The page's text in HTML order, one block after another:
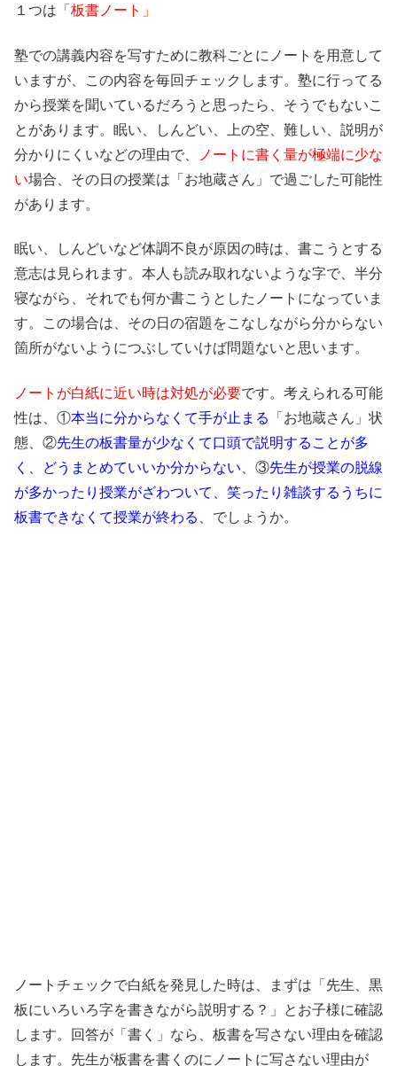
１つは 「板書ノート」
塾での講義内容を写すために教科ごとにノートを用意して
いますが、この内容を毎回チェックします。塾に行ってる
から授業を聞いているだろうと思ったら、そうでもないこ
とがあります。眠い、しんどい、上の空、難しい、説明が
分かりにくいなどの理由で、
ノートに書く量が極端に少な
い場合、その日の授業は「お地蔵さん」で過ごした可能性
があります。
眠い、しんどいなど体調不良が原因の時は、書こうとする
意志は見られます。本人も読み取れないような字で、半分
寝ながら、それでも何か書こうとしたノートになっていま
す。この場合は、その日の宿題をこなしながら分からない
箇所がないようにつぶしていけば問題ないと思います。
ノートが白紙に近い時は対処が必要です。考えられる可能
性は、①本当に分からなくて手が止まる
「お地蔵さん」状
態、②先生の板書量が少なくて口頭で説明することが多
く、どうまとめていいか分からない 、③先生が授業の脱線
が多かったり授業がざわついて、笑ったり雑談するうちに
板書できなくて授業が終わる
、でしょうか。
ノートチェックで白紙を発見した時は、まずは「先生、黒
板にいろいろ字を書きながら説明する？」とお子様に確認
します。回答が「書く」なら、板書を写さない理由を確認
します。先生が板書を書くのにノートに写さない理由が